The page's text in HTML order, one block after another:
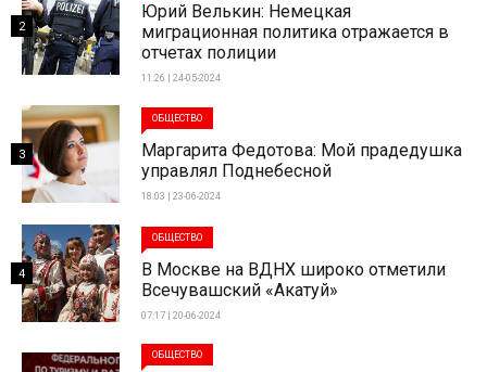
Юрий Велькин: Немецкая
миграционная политика отражается в
отчетах полиции
11:26 | 24-05-2024
2
ОБЩЕСТВО
Маргарита Федотова: Мой прадедушка
управлял Поднебесной
18:03 | 23-06-2024
3
ОБЩЕСТВО
В Москве на ВДНХ широко отметили
Всечувашский «Акатуй»
07:17 | 20-06-2024
4
ОБЩЕСТВО